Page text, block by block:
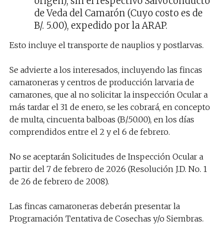
de Veda del Camarón (Cuyo costo es de
B/. 5.00), expedido por la ARAP.
Esto incluye el transporte de nauplios y postlarvas.
Se advierte a los interesados, incluyendo las fincas
camaroneras y centros de producción larvaria de
camarones, que al no solicitar la inspección Ocular a
más tardar el 31 de enero, se les cobrará, en concepto
de multa, cincuenta balboas (B/.50.00), en los días
comprendidos entre el 2 y el 6 de febrero.
No se aceptarán Solicitudes de Inspección Ocular a
partir del 7 de febrero de 2026 (Resolución J.D. No. 1
de 26 de febrero de 2008).
Las fincas camaroneras deberán presentar la
Programación Tentativa de Cosechas y/o Siembras.